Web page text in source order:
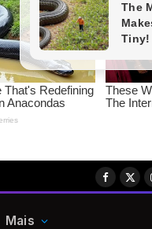
Facebook
X
Mais